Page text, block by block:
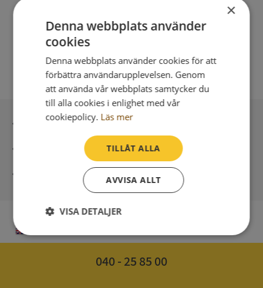
Secure payment with stripe
Direct digital delivery
Syna - Credit reports since 1947
040 - 25 85 00
×
Denna webbplats använder
cookies
Denna webbplats använder cookies för att
förbättra användarupplevelsen. Genom
att använda vår webbplats samtycker du
till alla cookies i enlighet med vår
cookiepolicy. Läs mer
TILLÅT ALLA
AVVISA ALLT
VISA DETALJER
Strikt
nödvändigt
Prestanda Inriktning